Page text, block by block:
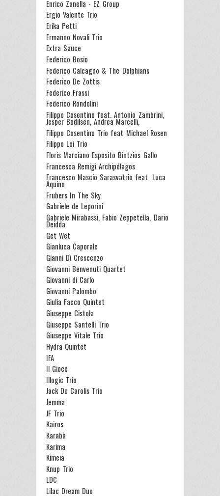
Enrico Zanella - EZ Group
Ergio Valente Trio
Erika Petti
Ermanno Novali Trio
Extra Sauce
Federico Bosio
Federico Calcagno & The Dolphians
Federico De Zottis
Federico Frassi
Federico Rondolini
Filippo Cosentino feat. Antonio Zambrini,
Jesper Bodilsen, Andrea Marcelli,
Filippo Cosentino Trio feat Michael Rosen
Filippo Loi Trio
Floris Marciano Esposito Bintzios Gallo
Francesca Remigi Archipélagos
Francesco Mascio Sarasvatrio feat. Luca
Aquino
Frubers In The Sky
Gabriele de Leporini
Gabriele Mirabassi, Fabio Zeppetella, Dario
Deidda
Get Wet
Gianluca Caporale
Gianni Di Crescenzo
Giovanni Benvenuti Quartet
Giovanni di Carlo
Giovanni Palombo
Giulia Facco Quintet
Giuseppe Cistola
Giuseppe Santelli Trio
Giuseppe Vitale Trio
Hydra Quintet
IFA
Il Gioco
Illogic Trio
Jack De Carolis Trio
Jemma
JF Trio
Kairos
Karabà
Karima
Kimeia
Knup Trio
LDC
Lilac Dream Duo